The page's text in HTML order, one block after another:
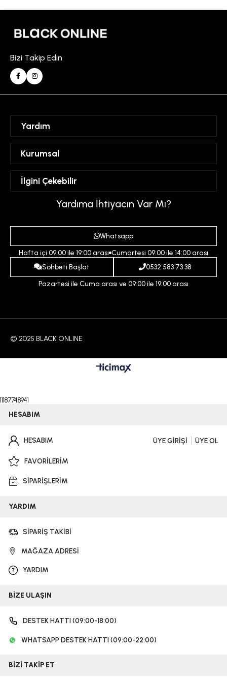
Bizi Takip Edin
Yardım
Hesabım
Favorilerim
Kurumsal
Mesafeli Satış Sözleşmesi
Üyelik Sözleşmesi
Gizlilik ve Güvenlik Politikası
Ödeme ve Teslimat Koşulları
İptal ve İade Koşulları
İlgini Çekebilir
İndirim
Yardıma İhtiyacın Var Mı?
Whatsapp
Hafta içi 09:00 ile 19:00 arası Cumartesi 09:00 ile 14:00 arası
Sohbeti Başlat
0532 583 73 38
Pazartesi ile Cuma arası ve 09:00 ile 19:00 arası
© 2025 BLACK ONLINE
11187748941
HESABIM
HESABIM ÜYE GİRİŞİ ÜYE OL
FAVORİLERİM
SİPARİŞLERİM
YARDIM
SİPARİŞ TAKİBİ
MAĞAZA ADRESİ
YARDIM
BİZE ULAŞIN
DESTEK HATTI (09:00-18:00)
WHATSAPP DESTEK HATTI (09:00-22:00)
BİZİ TAKİP ET